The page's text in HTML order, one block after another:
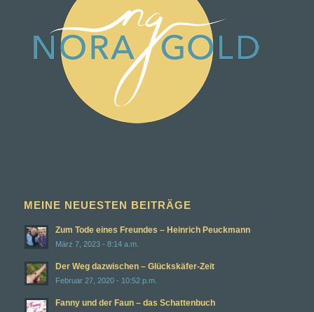
MEINE NEUESTEN BEITRÄGE
Zum Tode eines Freundes – Heinrich Peuckmann
März 7, 2023 - 8:14 a.m.
Der Weg dazwischen – Glückskäfer-Zeit
Februar 27, 2020 - 10:52 p.m.
Fanny und der Faun – das Schattenbuch